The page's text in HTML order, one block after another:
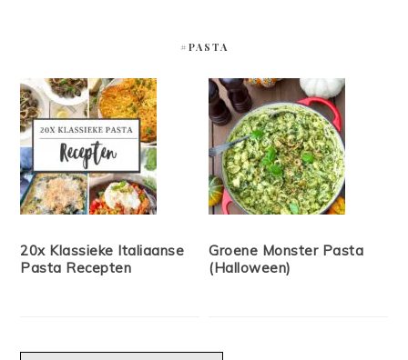
#PASTA
20x Klassieke Italiaanse
Pasta Recepten
Groene Monster Pasta
(Halloween)